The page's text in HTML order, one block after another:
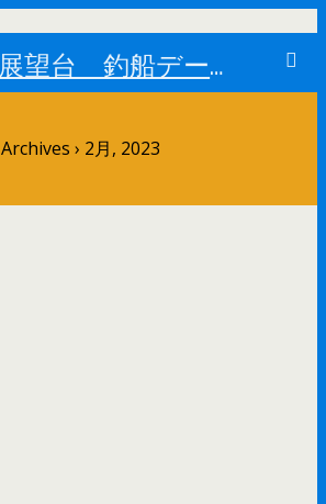
東京湾展望台 釣船データーベース
Archives › 2月, 2023